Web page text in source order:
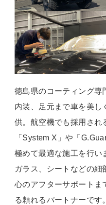
徳島県のコーティング専
内装、足元まで車を美し
供。航空機でも採用され
「System X」や「
極めて最適な施工を行い
ガラス、シートなどの
心のアフターサポートま
る頼れるパートナーです。